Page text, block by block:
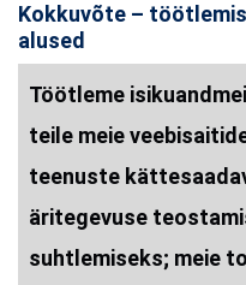
Kokkuvõte –
alused
Töötleme
teile meie
teenuste
äritegevuse
suhtlemiseks; meie